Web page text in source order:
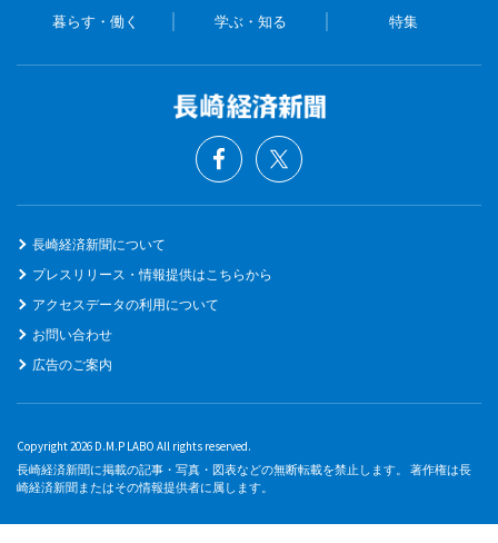
暮らす・働く 学ぶ・知る 特集
長崎経済新聞について
プレスリリース・情報提供はこちらから
アクセスデータの利用について
お問い合わせ
広告のご案内
Copyright 2026 D.M.P LABO All rights reserved.
長崎経済新聞に掲載の記事・写真・図表などの無断転載を禁止します。 著作権は長
崎経済新聞またはその情報提供者に属します。